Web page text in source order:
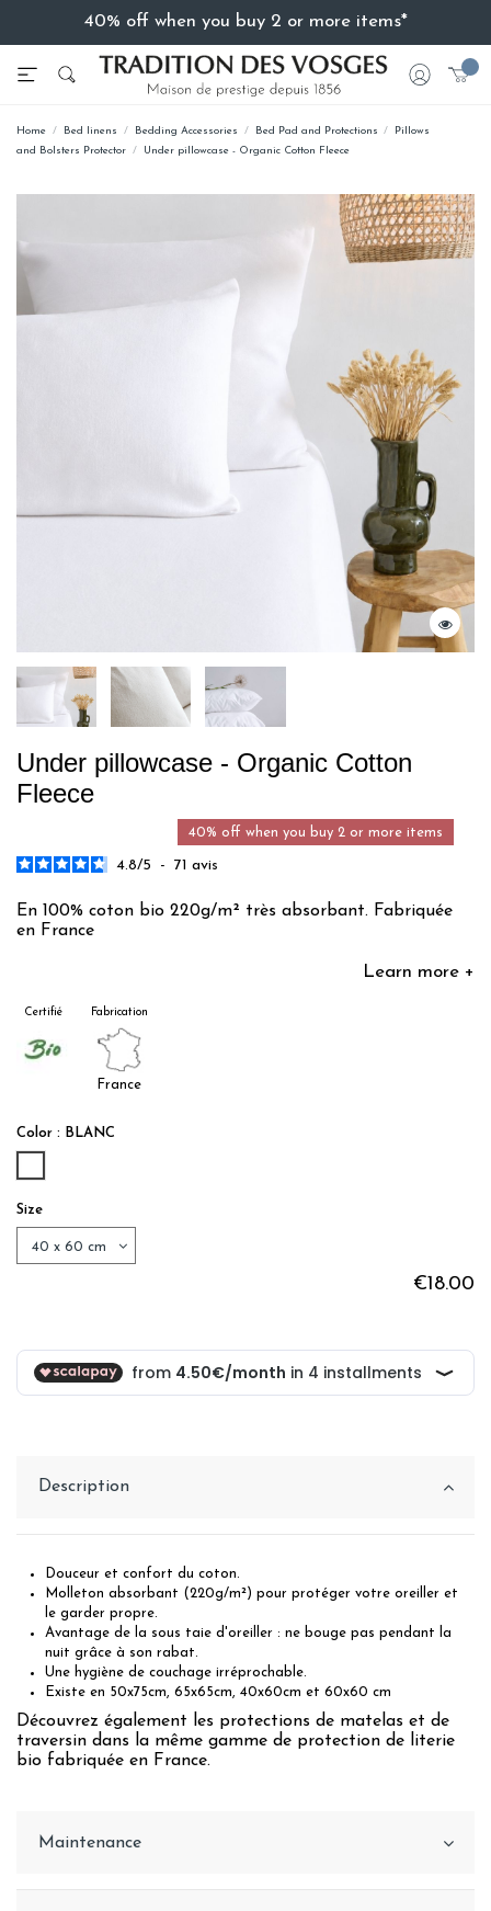
40% off when you buy 2 or more items*
Home Bed linens Bedding Accessories Bed Pad and Protections
Pillows
and Bolsters Protector
Under pillowcase - Organic Cotton Fleece
Under pillowcase - Organic Cotton
Fleece
40% off when you buy 2 or more items
4.8/5 - 71 avis
En 100% coton bio 220g/m² très absorbant. Fabriquée
en France
Learn more +
Certifié Fabrication
France
Color : BLANC
Size
€18.00
Description
Douceur et confort du coton.
Molleton absorbant (220g/m²) pour protéger votre oreiller et
le garder propre.
Avantage de la sous taie d'oreiller : ne bouge pas pendant la
nuit grâce à son rabat.
Une hygiène de couchage irréprochable.
Existe en 50x75cm, 65x65cm, 40x60cm et 60x60 cm
Découvrez également les protections de matelas et de
traversin dans la même gamme de protection de literie
bio fabriquée en France.
Maintenance